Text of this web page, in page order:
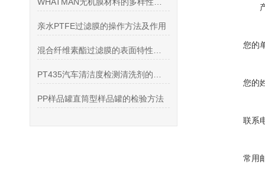
亲水PTFE过滤膜的操作方法及作用
PP样品罐直筒型样品罐的检验方法
您的
您的
联系
常用